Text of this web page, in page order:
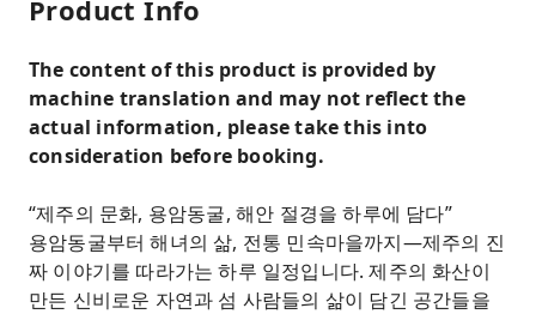
Product Info
The content of this product is provided by
machine translation and may not reflect the
actual information, please take this into
consideration before booking.
“제주의 문화, 용암동굴, 해안 절경을 하루에 담다”
용암동굴부터 해녀의 삶, 전통 민속마을까지—제주의 진
짜 이야기를 따라가는 하루 일정입니다. 제주의 화산이
만든 신비로운 자연과 섬 사람들의 삶이 담긴 공간들을